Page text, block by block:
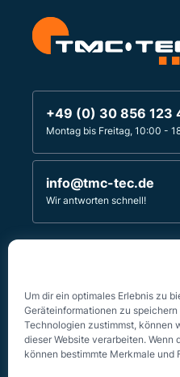
Um dir ein optimales Erlebnis zu
Geräteinformationen zu
Technologien zustimmst, können
dieser Website verarbeiten.
können bestimmte Merkmale
+49 (0) 30 856 123
Montag bis Freitag, 10:00 -
info@tmc-tec.de
Wir antworten schnell!